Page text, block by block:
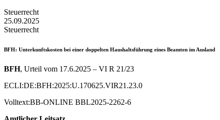
Steuerrecht
25.09.2025
Steuerrecht
BFH: Unterkunftskosten bei einer doppelten Haushaltsführung eines Beamten im Ausland
BFH, Urteil vom 17.6.2025 – VI R 21/23
ECLI:DE:BFH:2025:U.170625.VIR21.23.0
Volltext:BB-ONLINE BBL2025-2262-6